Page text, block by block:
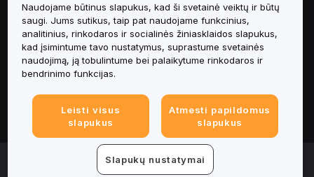
Paslaugos
Pagalba
Produktai
Teisinė informacija
© 2025-2026 Bybit.eu. All rights reserved.
Naudojame būtinus slapukus, kad ši svetainė veiktų ir būtų
saugi. Jums sutikus, taip pat naudojame funkcinius,
analitinius, rinkodaros ir socialinės žiniasklaidos slapukus,
kad įsimintume tavo nustatymus, suprastume svetainės
naudojimą, ją tobulintume bei palaikytume rinkodaros ir
bendrinimo funkcijas.
Leisti visus
slapukus
Atmesti papildomus
slapukus
Slapukų nustatymai